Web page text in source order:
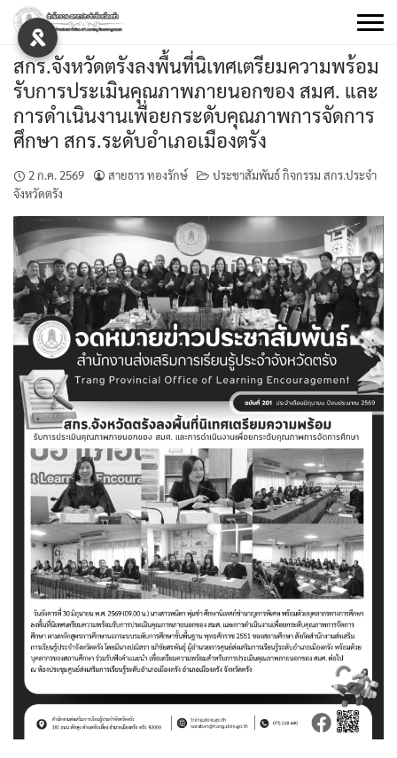
Skip
content








สกร.จังหวัดตรังลงพื้นที่นิเทศเตรียมความพร้อม
รับการประเมินคุณภาพภายนอกของ สมศ. และ
การดำเนินงานเพื่อยกระดับคุณภาพการจัดการ
ศึกษา สกร.ระดับอำเภอเมืองตรัง
2 ก.ค. 2569 สายธาร ทองรักษ์
ประชาสัมพันธ์ กิจกรรม สกร.ประจำ
จังหวัดตรัง